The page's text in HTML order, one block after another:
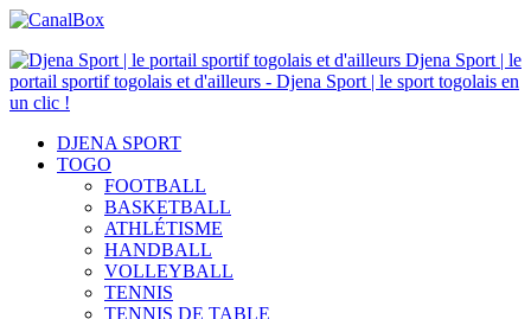
Djena Sport | le
portail sportif togolais et d'ailleurs - Djena Sport | le sport togolais en
un clic !
DJENA SPORT
TOGO
FOOTBALL
BASKETBALL
ATHLÉTISME
HANDBALL
VOLLEYBALL
TENNIS
TENNIS DE TABLE